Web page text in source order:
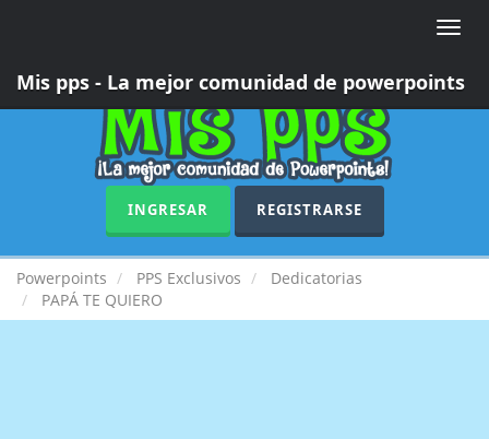
Toggle
Mis pps - La mejor comunidad de powerpoints
INGRESAR REGISTRARSE
Powerpoints PPS Exclusivos
Dedicatorias
PAPÁ TE QUIERO